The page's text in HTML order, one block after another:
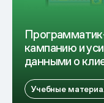
кампанию и
данными о
Учебные